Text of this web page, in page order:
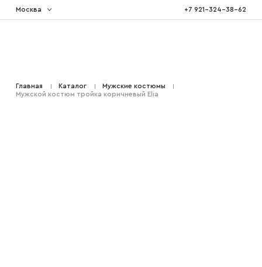
Москва +7 921-324-38-62
Костюмы двойка
Главная Каталог
Мужские костюмы
Мужской костюм тройка коричневый Elia